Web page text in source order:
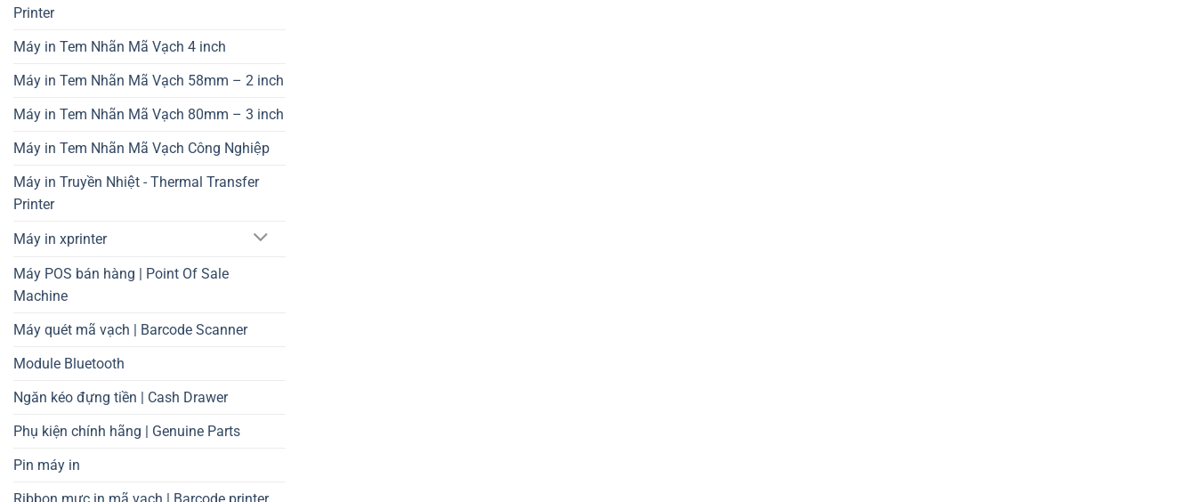
Printer
Máy in Tem Nhãn Mã Vạch 4 inch
Máy in Tem Nhãn Mã Vạch 58mm – 2 inch
Máy in Tem Nhãn Mã Vạch 80mm – 3 inch
Máy in Tem Nhãn Mã Vạch Công Nghiệp
Máy in Truyền Nhiệt - Thermal Transfer
Printer
Máy in xprinter
Máy POS bán hàng | Point Of Sale
Machine
Máy quét mã vạch | Barcode Scanner
Module Bluetooth
Ngăn kéo đựng tiền | Cash Drawer
Phụ kiện chính hãng | Genuine Parts
Pin máy in
Ribbon mực in mã vạch | Barcode printer